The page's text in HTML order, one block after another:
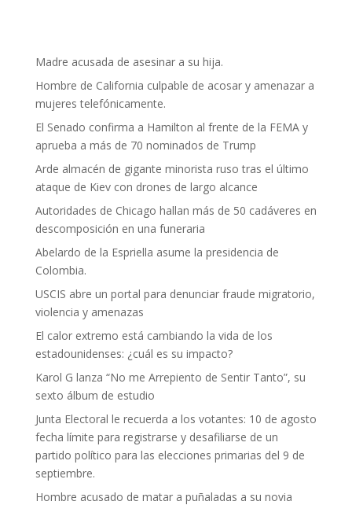
Madre acusada de asesinar a su hija.
Hombre de California culpable de acosar y amenazar a
mujeres telefónicamente.
El Senado confirma a Hamilton al frente de la FEMA y
aprueba a más de 70 nominados de Trump
Arde almacén de gigante minorista ruso tras el último
ataque de Kiev con drones de largo alcance
Autoridades de Chicago hallan más de 50 cadáveres en
descomposición en una funeraria
Abelardo de la Espriella asume la presidencia de
Colombia.
USCIS abre un portal para denunciar fraude migratorio,
violencia y amenazas
El calor extremo está cambiando la vida de los
estadounidenses: ¿cuál es su impacto?
Karol G lanza “No me Arrepiento de Sentir Tanto”, su
sexto álbum de estudio
Junta Electoral le recuerda a los votantes: 10 de agosto
fecha límite para registrarse y desafiliarse de un
partido político para las elecciones primarias del 9 de
septiembre.
Hombre acusado de matar a puñaladas a su novia